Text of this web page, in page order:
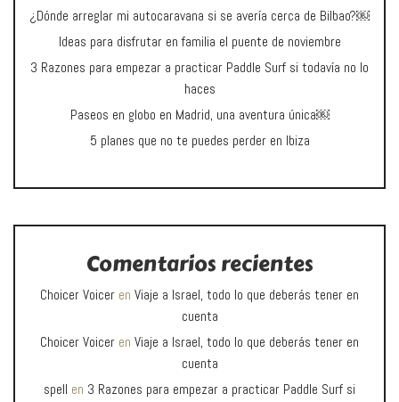
¿Dónde arreglar mi autocaravana si se avería cerca de Bilbao?￼
Ideas para disfrutar en familia el puente de noviembre
3 Razones para empezar a practicar Paddle Surf si todavía no lo
haces
Paseos en globo en Madrid, una aventura única￼
5 planes que no te puedes perder en Ibiza
Comentarios recientes
Choicer Voicer en Viaje a Israel, todo lo que deberás tener en
cuenta
Choicer Voicer en Viaje a Israel, todo lo que deberás tener en
cuenta
spell en 3 Razones para empezar a practicar Paddle Surf si